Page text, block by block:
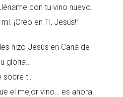
con tu vino nuevo.
¡Creo en Ti, Jesús!”
hizo Jesús en Caná de
gloria…
sobre ti.
el mejor vino… es ahora!